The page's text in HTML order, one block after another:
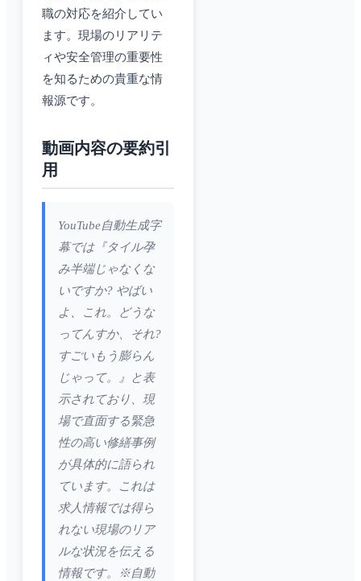
職の対応を紹介してい
ます。現場のリアリテ
ィや安全管理の重要性
を知るための貴重な情
報源です。
動画内容の要約引
用
YouTube自動生成字
幕では『タイル孕
み半端じゃなくな
いですか? やばい
よ、これ。どうな
ってんすか、それ?
すごいもう膨らん
じゃって。』と表
示されており、現
場で直面する緊急
性の高い修繕事例
が具体的に語られ
ています。これは
求人情報では得ら
れない現場のリア
ルな状況を伝える
情報です。※自動